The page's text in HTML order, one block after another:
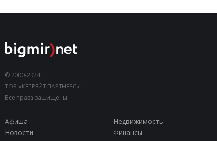
© 2000-2024,
ТОВ «КЕПРЕЙТ ПАРТНЕРС»".
Все права защищены.
Афиша
Недвижимость
Новости
Финансы